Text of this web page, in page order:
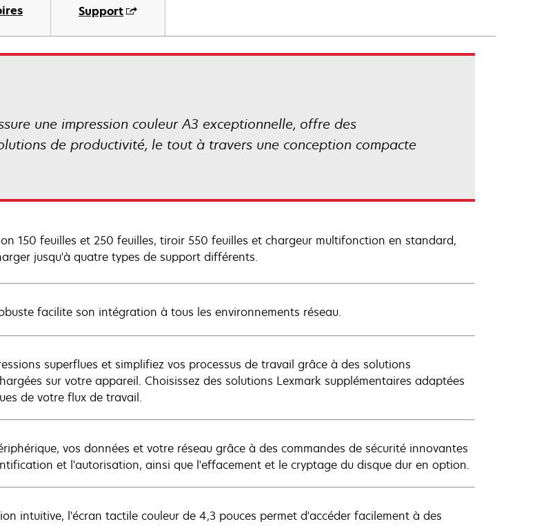
Support
une impression couleur A3 exceptionnelle, offre des
de productivité, le tout à travers une conception compacte
150 feuilles et 250 feuilles, tiroir 550 feuilles et chargeur multifonction en standard,
jusqu'à quatre types de support différents.
facilite son intégration à tous les environnements réseau.
superflues et simplifiez vos processus de travail grâce à des solutions
sur votre appareil. Choisissez des solutions Lexmark supplémentaires adaptées
de votre flux de travail.
vos données et votre réseau grâce à des commandes de sécurité innovantes
et l'autorisation, ainsi que l'effacement et le cryptage du disque dur en option.
intuitive, l'écran tactile couleur de 4,3 pouces permet d'accéder facilement à des